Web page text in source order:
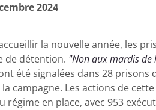
2024
la nouvelle année, les
de détention. "Non aux mardis de
été signalées dans 28 prisons
campagne. Les actions de
régime en place, avec 953